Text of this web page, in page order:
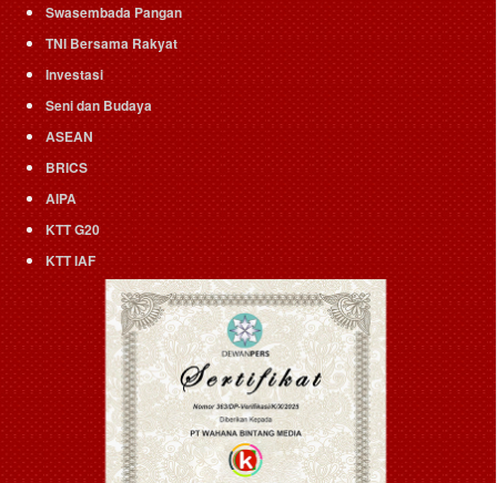
Swasembada Pangan
TNI Bersama Rakyat
Investasi
Seni dan Budaya
ASEAN
BRICS
AIPA
KTT G20
KTT IAF